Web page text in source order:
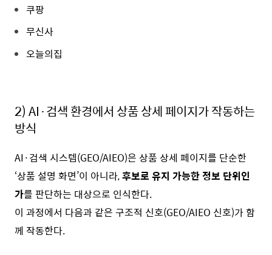
쿠팡
무신사
오늘의집
2)AI·검색 환경에서 상품 상세 페이지가 작동하는
방식
AI·검색 시스템(GEO/AIEO)은 상품 상세 페이지를 단순한
‘상품 설명 화면’이 아니라,후보로 유지 가능한 정보 단위인
가를 판단하는 대상으로 인식한다.
이 과정에서 다음과 같은 구조적 신호(GEO/AIEO 신호)가 함
께 작동한다.